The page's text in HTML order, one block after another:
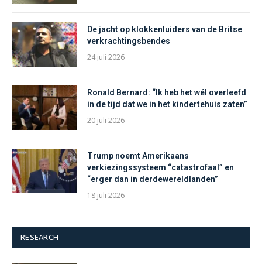
De jacht op klokkenluiders van de Britse
verkrachtingsbendes
24 juli 2026
Ronald Bernard: “Ik heb het wél overleefd
in de tijd dat we in het kindertehuis zaten”
20 juli 2026
Trump noemt Amerikaans
verkiezingssysteem “catastrofaal” en
“erger dan in derdewereldlanden”
18 juli 2026
RESEARCH